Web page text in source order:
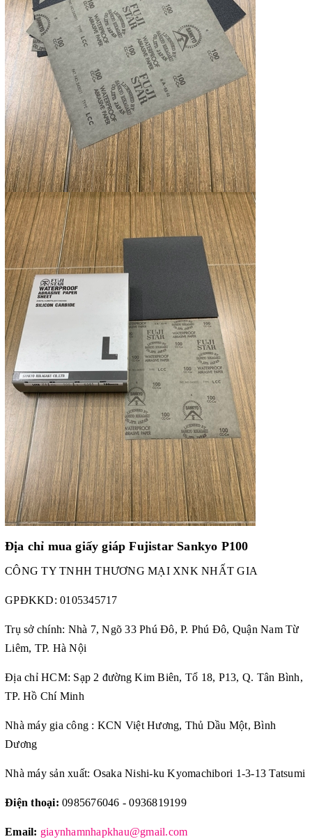
Địa chỉ muagiấy giáp Fujistar Sankyo P100
CÔNG TY TNHH THƯƠNG MẠI XNK NHẤT GIA
GPĐKKD: 0105345717
Trụ sở chính: Nhà 7, Ngõ 33 Phú Đô, P. Phú Đô, Quận Nam Từ
Liêm, TP. Hà Nội
Địa chỉ HCM: Sạp 2 đường Kim Biên, Tổ 18, P13, Q. Tân Bình,
TP. Hồ Chí Minh
Nhà máy gia công : KCN Việt Hương, Thủ Dầu Một, Bình
Dương
Nhà máy sản xuất: Osaka Nishi-ku Kyomachibori 1-3-13 Tatsumi
Điện thoại: 0985676046 - 0936819199
Email: giaynhamnhapkhau@gmail.com